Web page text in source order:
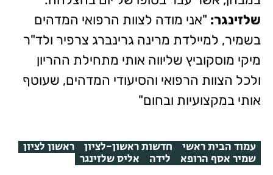
שלזינגר: "אני מודה לצוות הרפואי המדהים
בשמיר, למיילדת מרינה גרינברג צרפיר ולד"ר
מיקי מוסקוביץ שליווה אותי מתחילת ההריון
ולכל הצוות הרפואי והסיעודי המדהים, שעוטף
אותי במקצועיות ובחום"
עמוד הבית ראשי חדשות ראשון-לציון ראשון לציון
שמיר אסף הרופא לידה אליס שלזינגר